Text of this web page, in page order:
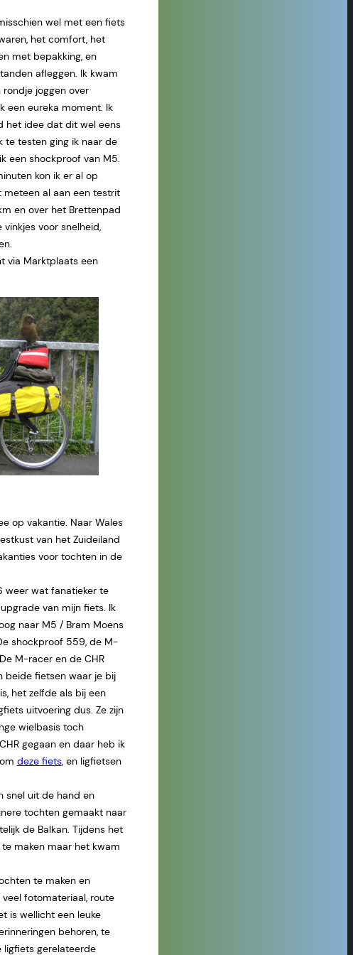
wel met een fiets
het comfort, het
met bepakking, en
afleggen. Ik kwam
joggen over
een eureka moment. Ik
het idee dat dit wel eens
te testen ging ik naar de
een shockproof van M5.
kon ik er al op
al aan een testrit
en over het Brettenpad
voor snelheid,
via Marktplaats een
op vakantie. Naar Wales
van het Zuideiland
voor tochten in de
weer wat fanatieker te
van mijn fiets. Ik
naar M5 / Bram Moens
shockproof 559, de M-
M-racer en de CHR
beide fietsen waar je bij
het zelfde als bij een
uitvoering dus. Ze zijn
wielbasis toch
gegaan en daar heb ik
deze fiets, en ligfietsen
snel uit de hand en
tochten gemaakt naar
de Balkan. Tijdens het
maken maar het kwam
te maken en
fotomateriaal, route
is wellicht een leuke
behoren, te
ligfiets gerelateerde